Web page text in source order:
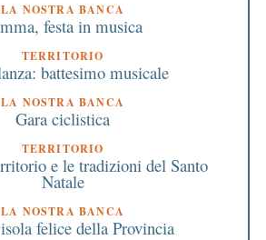
LA NOSTRA BANCA
festa in musica
TERRITORIO
battesimo musicale
LA NOSTRA BANCA
Gara ciclistica
TERRITORIO
e le tradizioni del Santo
Natale
LA NOSTRA BANCA
felice della Provincia